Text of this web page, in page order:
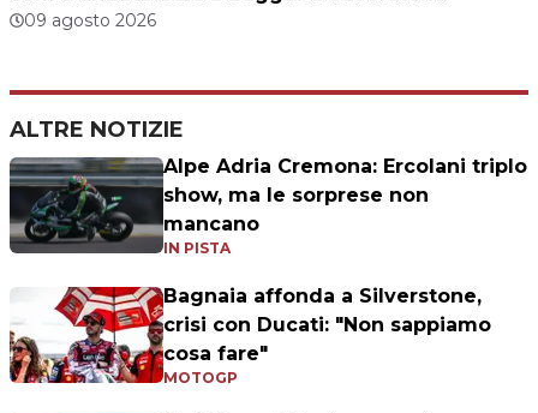
09 agosto 2026
ALTRE NOTIZIE
Alpe Adria Cremona: Ercolani triplo
show, ma le sorprese non
mancano
IN PISTA
Bagnaia affonda a Silverstone,
crisi con Ducati: "Non sappiamo
cosa fare"
MOTOGP